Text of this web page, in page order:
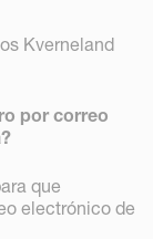
Kverneland
por correo
que
electrónico de